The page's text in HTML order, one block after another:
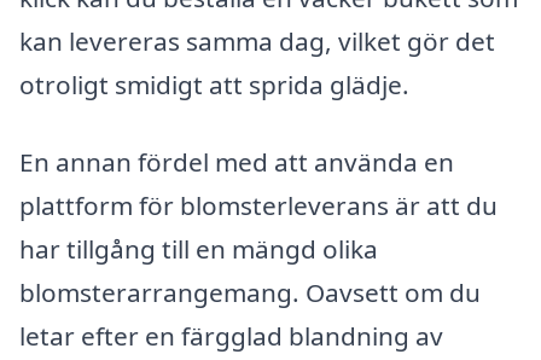
kan levereras samma dag, vilket gör det
otroligt smidigt att sprida glädje.
En annan fördel med att använda en
plattform för blomsterleverans är att du
har tillgång till en mängd olika
blomsterarrangemang. Oavsett om du
letar efter en färgglad blandning av